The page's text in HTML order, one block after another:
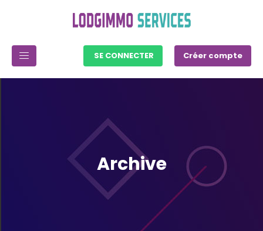
SE CONNECTER Créer compte
Archive